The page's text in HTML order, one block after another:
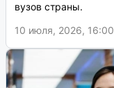
вузов страны.
10 июля, 2026, 16:00